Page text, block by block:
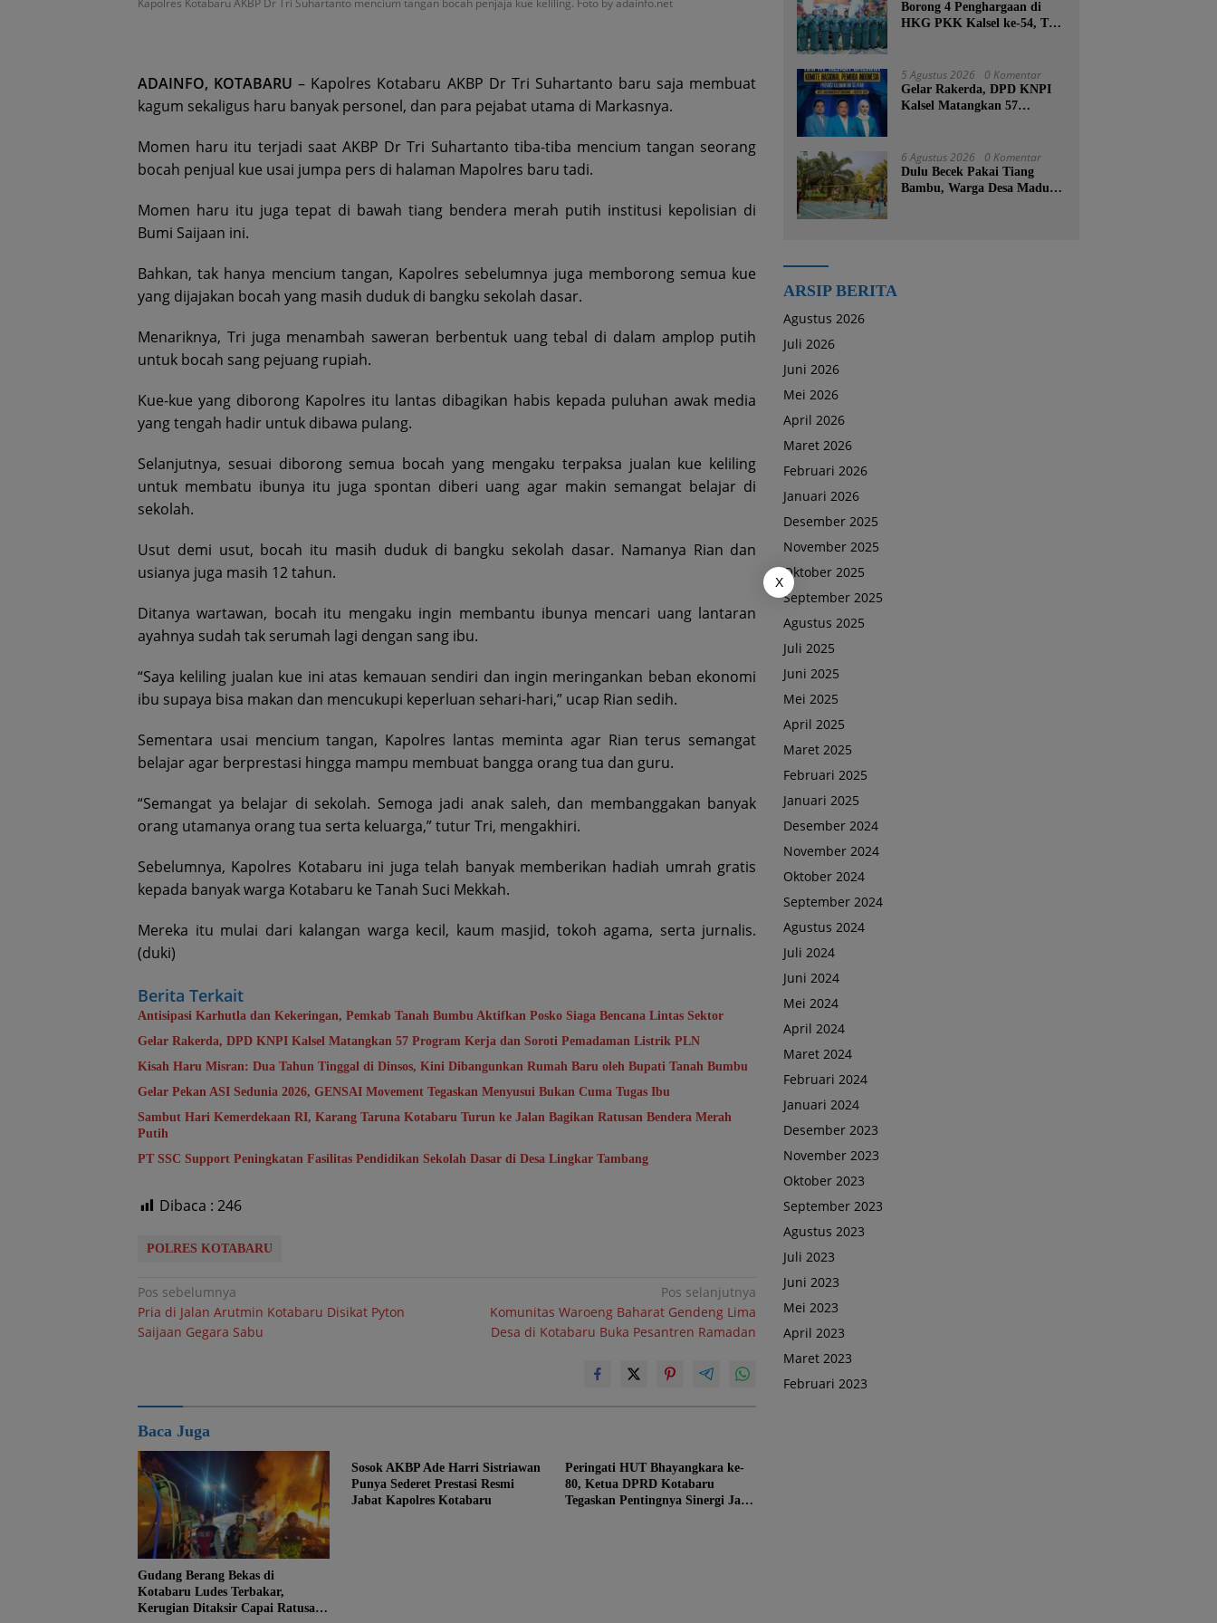
Kapolres Kotabaru AKBP Dr Tri Suhartanto mencium tangan bocah penjaja kue keliling. Foto by adainfo.net
ADAINFO, KOTABARU – Kapolres Kotabaru AKBP Dr Tri Suhartanto baru saja membuat
kagum sekaligus haru banyak personel, dan para pejabat utama di Markasnya.
Momen haru itu terjadi saat AKBP Dr Tri Suhartanto tiba-tiba mencium tangan seorang
bocah penjual kue usai jumpa pers di halaman Mapolres baru tadi.
Momen haru itu juga tepat di bawah tiang bendera merah putih institusi kepolisian di
Bumi Saijaan ini.
Bahkan, tak hanya mencium tangan, Kapolres sebelumnya juga memborong semua kue
yang dijajakan bocah yang masih duduk di bangku sekolah dasar.
Menariknya, Tri juga menambah saweran berbentuk uang tebal di dalam amplop putih
untuk bocah sang pejuang rupiah.
Kue-kue yang diborong Kapolres itu lantas dibagikan habis kepada puluhan awak media
yang tengah hadir untuk dibawa pulang.
Selanjutnya, sesuai diborong semua bocah yang mengaku terpaksa jualan kue keliling
untuk membatu ibunya itu juga spontan diberi uang agar makin semangat belajar di
sekolah.
Usut demi usut, bocah itu masih duduk di bangku sekolah dasar. Namanya Rian dan
usianya juga masih 12 tahun.
Ditanya wartawan, bocah itu mengaku ingin membantu ibunya mencari uang lantaran
ayahnya sudah tak serumah lagi dengan sang ibu.
“Saya keliling jualan kue ini atas kemauan sendiri dan ingin meringankan beban ekonomi
ibu supaya bisa makan dan mencukupi keperluan sehari-hari,” ucap Rian sedih.
Sementara usai mencium tangan, Kapolres lantas meminta agar Rian terus semangat
belajar agar berprestasi hingga mampu membuat bangga orang tua dan guru.
“Semangat ya belajar di sekolah. Semoga jadi anak saleh, dan membanggakan banyak
orang utamanya orang tua serta keluarga,” tutur Tri, mengakhiri.
Sebelumnya, Kapolres Kotabaru ini juga telah banyak memberikan hadiah umrah gratis
kepada banyak warga Kotabaru ke Tanah Suci Mekkah.
Mereka itu mulai dari kalangan warga kecil, kaum masjid, tokoh agama, serta jurnalis.
(duki)
Berita Terkait
Antisipasi Karhutla dan Kekeringan, Pemkab Tanah Bumbu Aktifkan Posko Siaga Bencana Lintas Sektor
Gelar Rakerda, DPD KNPI Kalsel Matangkan 57 Program Kerja dan Soroti Pemadaman Listrik PLN
Kisah Haru Misran: Dua Tahun Tinggal di Dinsos, Kini Dibangunkan Rumah Baru oleh Bupati Tanah Bumbu
Gelar Pekan ASI Sedunia 2026, GENSAI Movement Tegaskan Menyusui Bukan Cuma Tugas Ibu
Sambut Hari Kemerdekaan RI, Karang Taruna Kotabaru Turun ke Jalan Bagikan Ratusan Bendera Merah
Putih
PT SSC Support Peningkatan Fasilitas Pendidikan Sekolah Dasar di Desa Lingkar Tambang
Dibaca : 246
POLRES KOTABARU
Navigasi
pos
Pos sebelumnya
Pria di Jalan Arutmin Kotabaru Disikat Pyton
Saijaan Gegara Sabu
Pos selanjutnya
Komunitas Waroeng Baharat Gendeng Lima
Desa di Kotabaru Buka Pesantren Ramadan
Baca Juga
Gudang Berang Bekas di
Kotabaru Ludes Terbakar,
Kerugian Ditaksir Capai Ratusan
Sosok AKBP Ade Harri Sistriawan
Punya Sederet Prestasi Resmi
Jabat Kapolres Kotabaru
Peringati HUT Bhayangkara ke-
80, Ketua DPRD Kotabaru
Tegaskan Pentingnya Sinergi Jaga
Borong 4 Penghargaan di
HKG PKK Kalsel ke-54, TP
Kesejahteraan Keluarga
5 Agustus 2026 0 Komentar
Gelar Rakerda, DPD KNPI
Kalsel Matangkan 57
6 Agustus 2026 0 Komentar
Dulu Becek Pakai Tiang
Bambu, Warga Desa Madu
ARSIP BERITA
Agustus 2026
Juli 2026
Juni 2026
Mei 2026
April 2026
Maret 2026
Februari 2026
Januari 2026
Desember 2025
November 2025
Oktober 2025
September 2025
Agustus 2025
Juli 2025
Juni 2025
Mei 2025
April 2025
Maret 2025
Februari 2025
Januari 2025
Desember 2024
November 2024
Oktober 2024
September 2024
Agustus 2024
Juli 2024
Juni 2024
Mei 2024
April 2024
Maret 2024
Februari 2024
Januari 2024
Desember 2023
November 2023
Oktober 2023
September 2023
Agustus 2023
Juli 2023
Juni 2023
Mei 2023
April 2023
Maret 2023
Februari 2023
X